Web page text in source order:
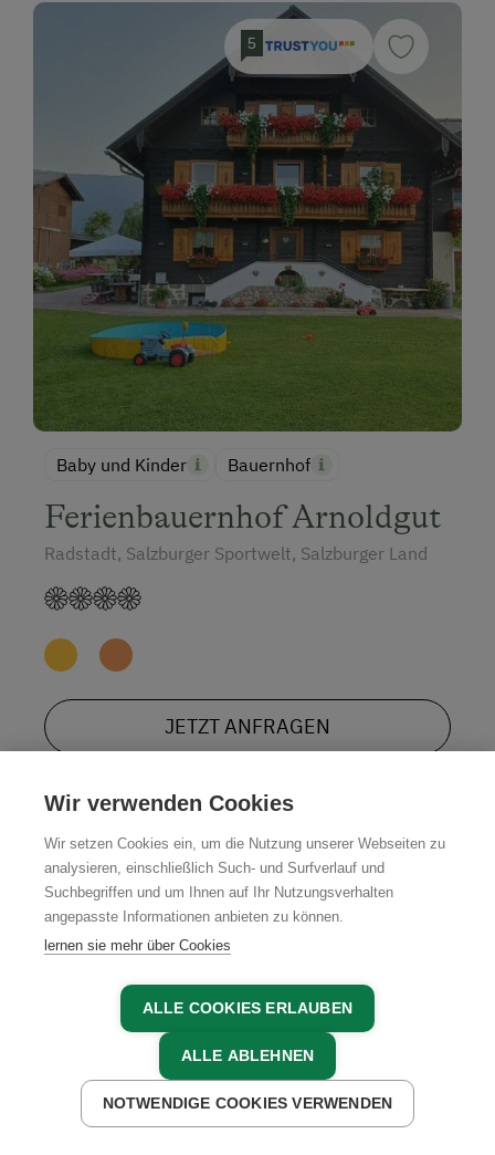
5
Baby und Kinder Bauernhof
Ferienbauernhof Arnoldgut
Radstadt, Salzburger Sportwelt, Salzburger Land
JETZT ANFRAGEN
Unsere Partner in der Region
JETZT ANFRAGEN
Wir verwenden Cookies
Wir setzen Cookies ein, um die Nutzung unserer Webseiten zu
analysieren, einschließlich Such- und Surfverlauf und
Suchbegriffen und um Ihnen auf Ihr Nutzungsverhalten
angepasste Informationen anbieten zu können.
lernen sie mehr über Cookies
ALLE COOKIES ERLAUBEN
ALLE ABLEHNEN
NOTWENDIGE COOKIES VERWENDEN